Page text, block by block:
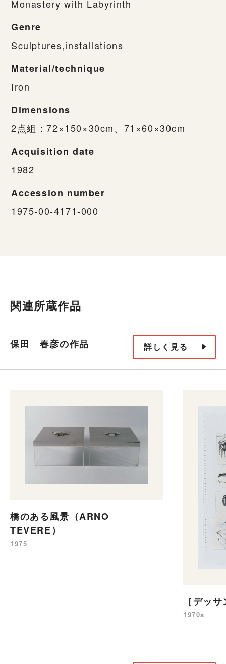
Monastery with Labyrinth
Genre
Sculptures,installations
Material/technique
Iron
Dimensions
2点組：72×150×30cm、71×60×30cm
Acquisition date
1982
Accession number
1975-00-4171-000
関連所蔵作品
保田 春彦の作品 詳しく見る
橋のある風景（ARNO
TEVERE）
1975
［デッ
1970s